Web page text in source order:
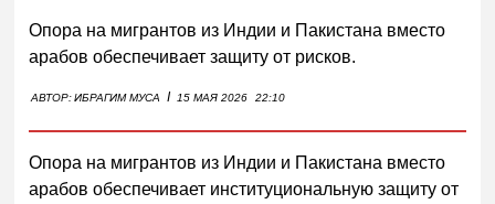
Опора на мигрантов из Индии и Пакистана вместо
арабов обеспечивает защиту от рисков.
АВТОР:ИБРАГИМ МУСА I 15 МАЯ 2026 22:10
Опора на мигрантов из Индии и Пакистана вместо
арабов обеспечивает институциональную защиту от